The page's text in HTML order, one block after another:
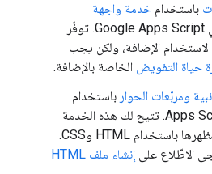
باستخدام خدمة واجهة
الأساسية في Google Apps Script. توفّر
لاستخدام الإضافة، ولكن يجب
حياة التفويض الخاصة بالإضافة.
ومربّعات الحوار باستخدام
في Apps Script. تتيح لك هذه الخدمة
تحديد بنية الواجهة ومظهرها باستخدام HTML وCSS.
الاطّلاع على
إنشاء ملف HTML